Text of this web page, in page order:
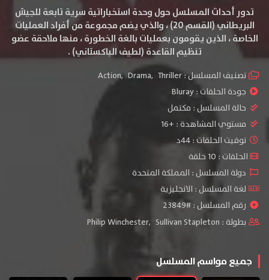
تدور أحداث المسلسل حول وحدة استخباراتية سرية تابعة للجيش
البريطاني (القسم 20) ، والذي يضم مجموعة من أفراد العمليات
الخاصة ، الذين يقومون بعمليات بالغة الخطورة ، منها ملاحقة عضو
تنظيم القاعدة (لطيف الباكستاني) .
تصنيف المسلسل : Action, Drama, Thriller
جودة الحلقات :Bluray
حالة المسلسل : مكتمل
مستوي المشاهدة : +16
توقيت الحلقات : 44د
الحلقات : 10 حلقة
دولة المسلسل : المملكة المتحدة
لغة المسلسل : الانجليزية
رقم المسلسل : #23849
بطولة :
Philip Winchester, Sullivan Stapleton
جميع مواسم المسلسل